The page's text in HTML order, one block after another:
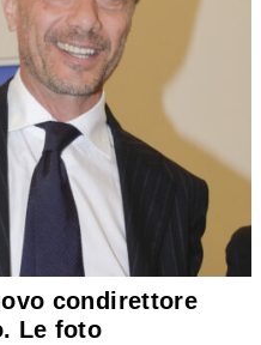
condirettore
Le foto